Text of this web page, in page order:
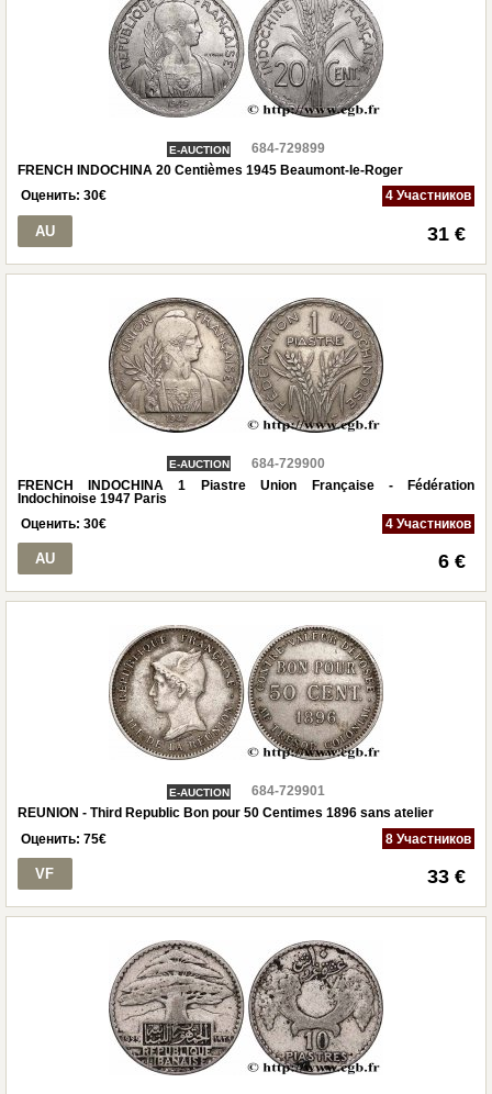
E-AUCTION
684-729899
FRENCH INDOCHINA 20 Centièmes 1945 Beaumont-le-Roger
Оценить: 30€ 4 Участников
AU 31 €
E-AUCTION
684-729900
FRENCH INDOCHINA 1 Piastre Union Française - Fédération
Indochinoise 1947 Paris
Оценить: 30€ 4 Участников
AU 6 €
E-AUCTION
684-729901
REUNION - Third Republic Bon pour 50 Centimes 1896 sans atelier
Оценить: 75€ 8 Участников
VF 33 €